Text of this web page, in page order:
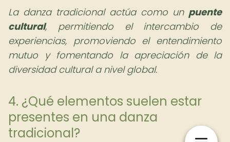
La danza tradicional actúa como un puente
cultural, permitiendo el intercambio de
experiencias, promoviendo el entendimiento
mutuo y fomentando la apreciación de la
diversidad cultural a nivel global.
4. ¿Qué elementos suelen estar
presentes en una danza
tradicional?